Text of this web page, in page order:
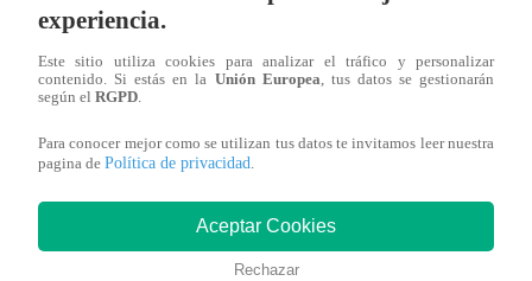
El jurado Javier Masías aseguró NO tener fe en las
Les tengo tan poca fe que me traje mis propias
ofreciendo sus rosquitas a sus compañeros del jurado. “
para mirar”, le respondió Nelly Rossinelli entre risas.
experiencia.
Este sitio utiliza cookies para analizar el tráfico y personalizar
contenido. Si estás en la Unión Europea, tus datos se gestionarán
según el RGPD.
Para conocer mejor como se utilizan tus datos te invitamos leer nuestra
pagina de Política de privacidad.
Aceptar Cookies
Rechazar